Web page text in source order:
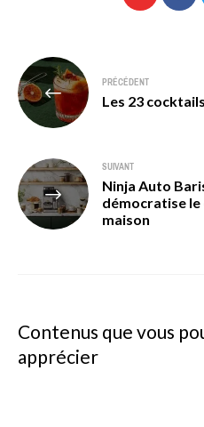
Navigation
de
l’article
PRÉCÉDENT
Les 23
SUIVANT
Ninja Auto
démocratise le
maison
Contenus que vous
apprécier